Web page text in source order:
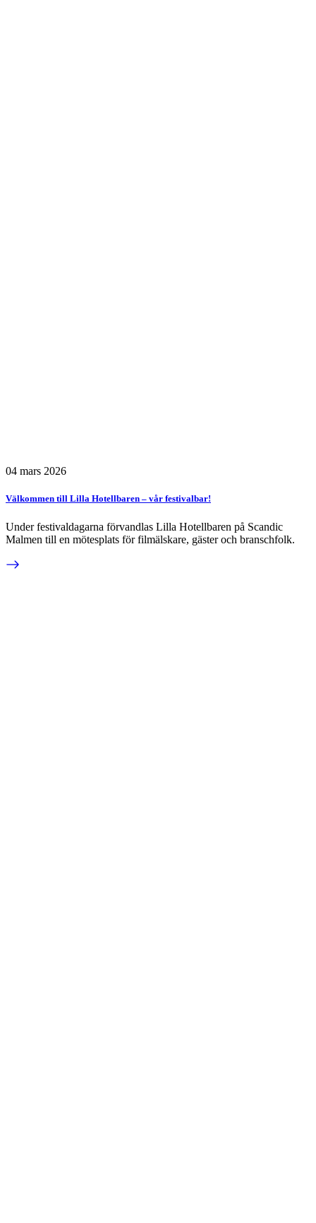
04 mars 2026
Välkommen till Lilla Hotellbaren – vår festivalbar!
Under festivaldagarna förvandlas Lilla Hotellbaren på Scandic
Malmen till en mötesplats för filmälskare, gäster och branschfolk.